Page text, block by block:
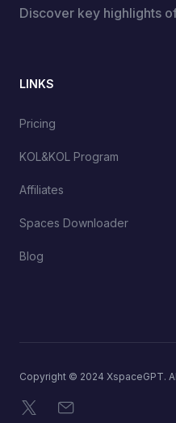
Discover key highlights
LINKS
Pricing
KOL&KOL Program
Affiliates
Spaces Downloader
Blog
Copyright © 2024 XspaceGPT.
X Email